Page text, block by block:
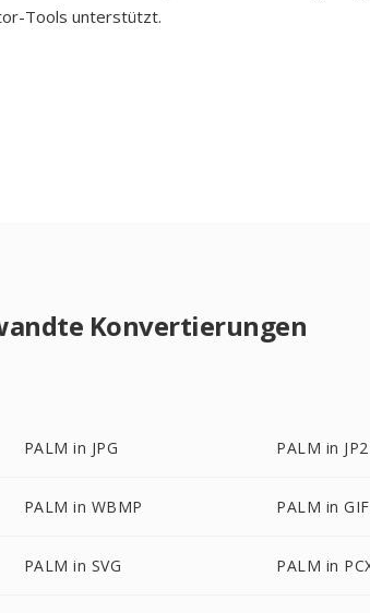
Tools unterstützt.
Konvertierungen
PALM in JPG PALM in JP2
PALM in WBMP PALM in GIF
PALM in SVG PALM in